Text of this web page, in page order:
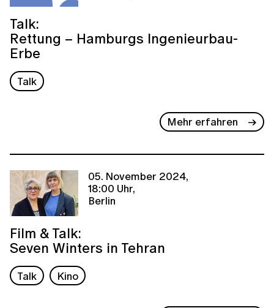
Talk:
Rettung – Hamburgs Ingenieurbau-
Erbe
Talk
Mehr erfahren
05. November 2024,
18:00 Uhr,
Berlin
Film & Talk:
Seven Winters in Tehran
Talk Kino